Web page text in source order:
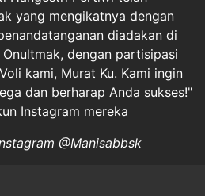
yang mengikatnya dengan
diadakan di
dengan partisipasi
kami, Murat Ku. Kami ingin
dan berharap Anda sukses!"
Instagram mereka
@Manisabbsk